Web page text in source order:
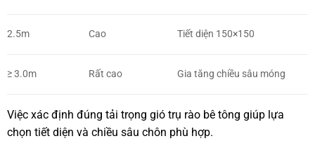
2.5m Cao Tiết diện 150×150
≥ 3.0m Rất cao Gia tăng chiều sâu móng
Việc xác định đúng tải trọng gió trụ rào bê tông giúp lựa
chọn tiết diện và chiều sâu chôn phù hợp.